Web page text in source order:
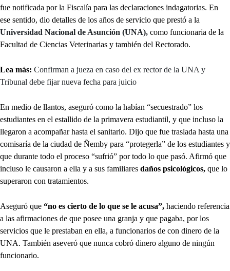
fue notificada por la Fiscalía para las declaraciones indagatorias. En
ese sentido, dio detalles de los años de servicio que prestó a la
Universidad Nacional de Asunción (UNA), como funcionaria de la
Facultad de Ciencias Veterinarias y también del Rectorado.
Lea más: Confirman a jueza en caso del ex rector de la UNA y
Tribunal debe fijar nueva fecha para juicio
En medio de llantos, aseguró como la habían “secuestrado” los
estudiantes en el estallido de la primavera estudiantil, y que incluso la
llegaron a acompañar hasta el sanitario. Dijo que fue traslada hasta una
comisaría de la ciudad de Ñemby para “protegerla” de los estudiantes y
que durante todo el proceso “sufrió” por todo lo que pasó. Afirmó que
incluso le causaron a ella y a sus familiares daños psicológicos, que lo
superaron con tratamientos.
Aseguró que “no es cierto de lo que se le acusa”, haciendo referencia
a las afirmaciones de que posee una granja y que pagaba, por los
servicios que le prestaban en ella, a funcionarios de con dinero de la
UNA. También aseveró que nunca cobró dinero alguno de ningún
funcionario.